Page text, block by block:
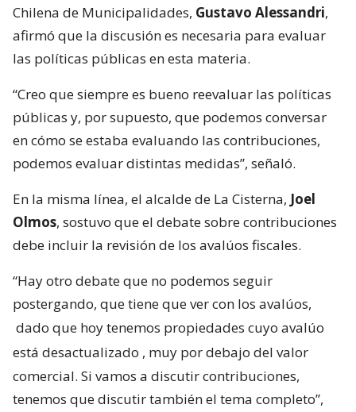
Chilena de Municipalidades, Gustavo Alessandri,
afirmó que la discusión es necesaria para evaluar
las políticas públicas en esta materia.
“Creo que siempre es bueno reevaluar las políticas
públicas y, por supuesto, que podemos conversar
en cómo se estaba evaluando las contribuciones,
podemos evaluar distintas medidas”, señaló.
En la misma línea, el alcalde de La Cisterna, Joel
Olmos, sostuvo que el debate sobre contribuciones
debe incluir la revisión de los avalúos fiscales.
“Hay otro debate que no podemos seguir
postergando, que tiene que ver con los avalúos,
dado que hoy tenemos propiedades cuyo avalúo
está desactualizado , muy por debajo del valor
comercial. Si vamos a discutir contribuciones,
tenemos que discutir también el tema completo”,